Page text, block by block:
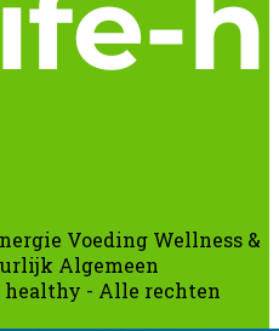
Voeding Wellness &
Algemeen
- Alle rechten